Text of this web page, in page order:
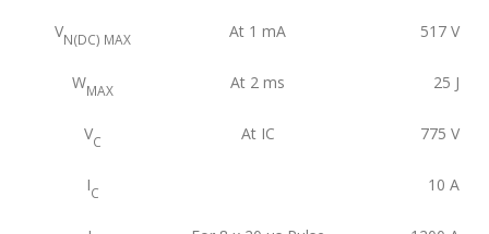
VN(DC) MAX At 1 mA 517 V
WMAX At 2 ms 25 J
VC At IC 775 V
IC 10 A